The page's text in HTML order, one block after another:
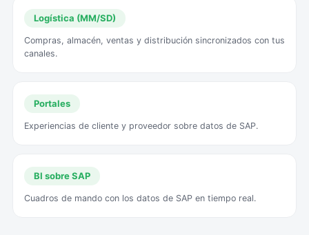
Logística (MM/SD)
Compras, almacén, ventas y distribución sincronizados con tus
canales.
Portales
Experiencias de cliente y proveedor sobre datos de SAP.
BI sobre SAP
Cuadros de mando con los datos de SAP en tiempo real.